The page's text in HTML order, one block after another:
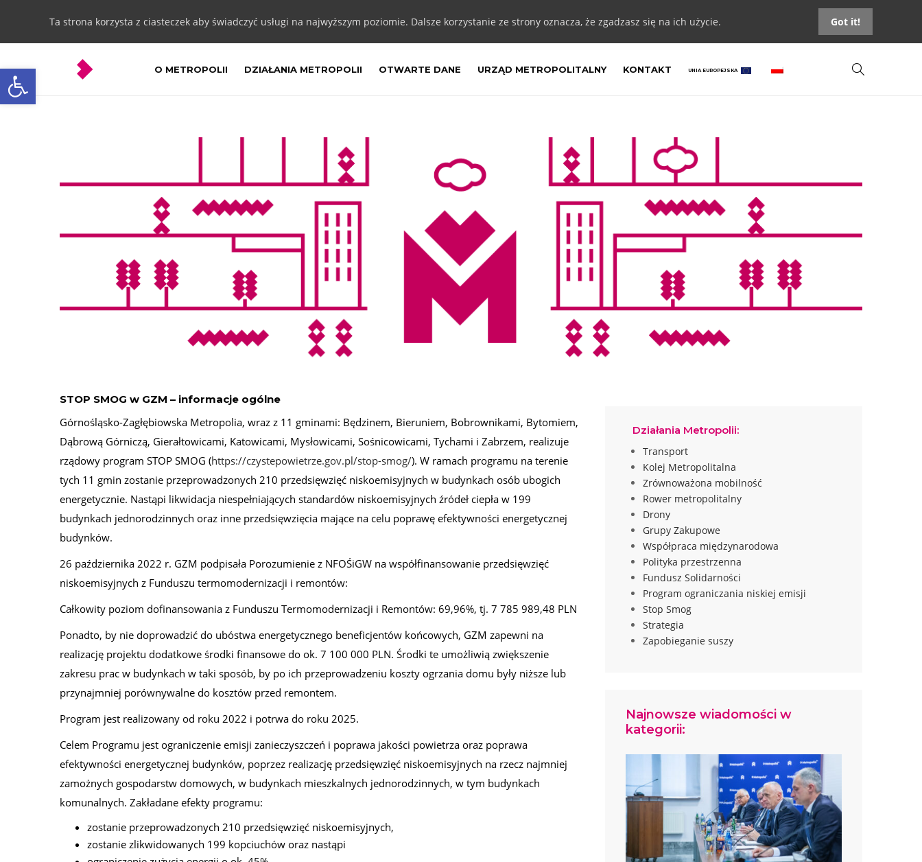
Otwórz pasek narzędzi
Ta strona korzysta z ciasteczek aby świadczyć usługi na najwyższym poziomie. Dalsze korzystanie ze strony oznacza, że zgadzasz się na ich użycie. Got it!
O METROPOLII DZIAŁANIA METROPOLII OTWARTE DANE URZĄD METROPOLITALNY KONTAKT UNIA EUROPEJSKA
STOP SMOG w GZM – informacje ogólne
Górnośląsko-Zagłębiowska Metropolia, wraz z 11 gminami: Będzinem, Bieruniem, Bobrownikami, Bytomiem,
Dąbrową Górniczą, Gierałtowicami, Katowicami, Mysłowicami, Sośnicowicami, Tychami i Zabrzem, realizuje
rządowy program STOP SMOG (https://czystepowietrze.gov.pl/stop-smog/). W ramach programu na terenie
tych 11 gmin zostanie przeprowadzonych 210 przedsięwzięć niskoemisyjnych w budynkach osób ubogich
energetycznie. Nastąpi likwidacja niespełniających standardów niskoemisyjnych źródeł ciepła w 199
budynkach jednorodzinnych oraz inne przedsięwzięcia mające na celu poprawę efektywności energetycznej
budynków.
26 października 2022 r. GZM podpisała Porozumienie z NFOŚiGW na współfinansowanie przedsięwzięć
niskoemisyjnych z Funduszu termomodernizacji i remontów:
Całkowity poziom dofinansowania z Funduszu Termomodernizacji i Remontów: 69,96%, tj. 7 785 989,48 PLN
Ponadto, by nie doprowadzić do ubóstwa energetycznego beneficjentów końcowych, GZM zapewni na
realizację projektu dodatkowe środki finansowe do ok. 7 100 000 PLN. Środki te umożliwią zwiększenie
zakresu prac w budynkach w taki sposób, by po ich przeprowadzeniu koszty ogrzania domu były niższe lub
przynajmniej porównywalne do kosztów przed remontem.
Program jest realizowany od roku 2022 i potrwa do roku 2025.
Celem Programu jest ograniczenie emisji zanieczyszczeń i poprawa jakości powietrza oraz poprawa
efektywności energetycznej budynków, poprzez realizację przedsięwzięć niskoemisyjnych na rzecz najmniej
zamożnych gospodarstw domowych, w budynkach mieszkalnych jednorodzinnych, w tym budynkach
komunalnych. Zakładane efekty programu:
zostanie przeprowadzonych 210 przedsięwzięć niskoemisyjnych,
zostanie zlikwidowanych 199 kopciuchów oraz nastąpi
Działania Metropolii:
Transport
Kolej Metropolitalna
Zrównoważona mobilność
Rower metropolitalny
Drony
Grupy Zakupowe
Współpraca międzynarodowa
Polityka przestrzenna
Fundusz Solidarności
Program ograniczania niskiej emisji
Stop Smog
Strategia
Zapobieganie suszy
Najnowsze wiadomości w
kategorii: